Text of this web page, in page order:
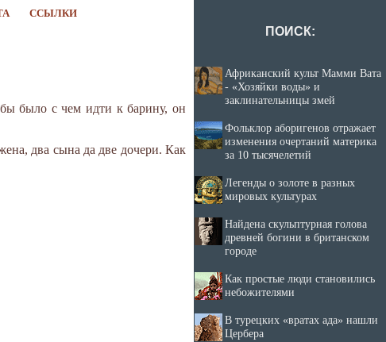
ССЫЛКИ
было с чем идти к барину, он
два сына да две дочери. Как
ПОИСК:
Африканский культ Мамми Вата
- «Хозяйки воды» и
заклинательницы змей
Фольклор аборигенов отражает
изменения очертаний материка
за 10 тысячелетий
Легенды о золоте в разных
мировых культурах
Найдена скульптурная голова
древней богини в британском
городе
Как простые люди становились
небожителями
В турецких «вратах ада» нашли
Цербера